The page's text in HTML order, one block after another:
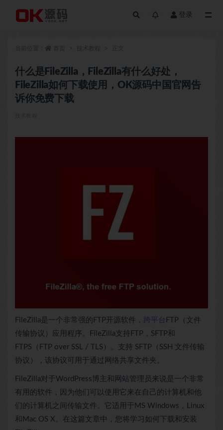
登录
什么是FileZilla，FileZilla有什么好处，
FileZilla如何下载使用，OK源码中国官网告
诉你免费下载
FileZilla是一个非常强的FTP开源软件， 跨平台 FTP（文件
传输协议）应用程序。FileZilla支持FTP，SFTP和
FTPS（FTP over SSL / TLS）。支持 SFTP（SSH 文件传输
协议），该协议可用于通过网络共享文件夹。
FileZilla对于WordPress博主和网站管理员来说是一个非常
有用的软件，因为他们可以使用它来在自己的计算机和他
们的计算机之间传输文件。它适用于MS Windows，Linux
和Mac OS X。在这篇文章中，您将学习如何下载和安装